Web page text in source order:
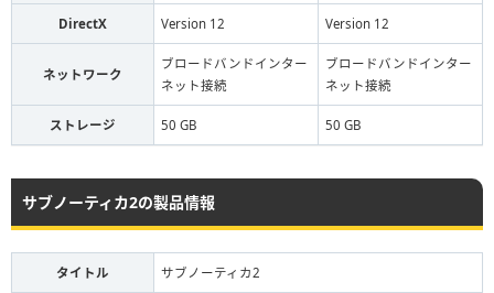
DirectX Version 12 Version 12
ネットワーク
ブロードバンドインター
ネット接続
ブロードバンドインター
ネット接続
ストレージ 50 GB 50 GB
サブノーティカ2の製品情報
タイトル サブノーティカ2